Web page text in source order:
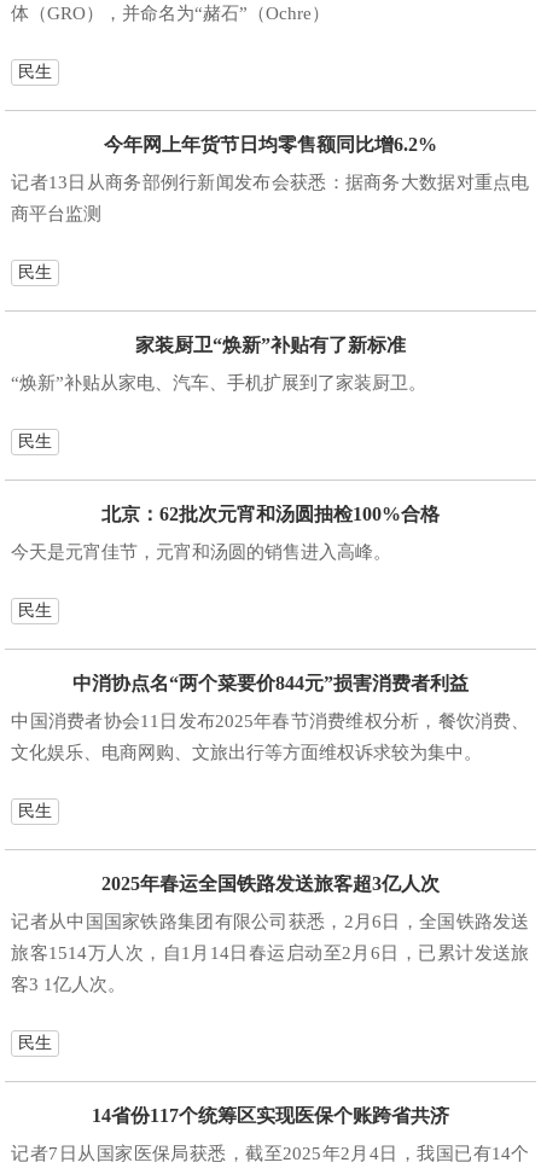
体（GRO），并命名为“赭石”（Ochre）
民生
今年网上年货节日均零售额同比增6.2%
记者13日从商务部例行新闻发布会获悉：据商务大数据对重点电
商平台监测
民生
家装厨卫“焕新”补贴有了新标准
“焕新”补贴从家电、汽车、手机扩展到了家装厨卫。
民生
北京：62批次元宵和汤圆抽检100%合格
今天是元宵佳节，元宵和汤圆的销售进入高峰。
民生
中消协点名“两个菜要价844元”损害消费者利益
中国消费者协会11日发布2025年春节消费维权分析，餐饮消费、
文化娱乐、电商网购、文旅出行等方面维权诉求较为集中。
民生
2025年春运全国铁路发送旅客超3亿人次
记者从中国国家铁路集团有限公司获悉，2月6日，全国铁路发送
旅客1514万人次，自1月14日春运启动至2月6日，已累计发送旅
客3 1亿人次。
民生
14省份117个统筹区实现医保个账跨省共济
记者7日从国家医保局获悉，截至2025年2月4日，我国已有14个